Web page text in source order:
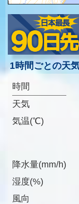
1時間ごとの天
時間
天気
気温(℃)
降水量(mm/h)
湿度(%)
風向